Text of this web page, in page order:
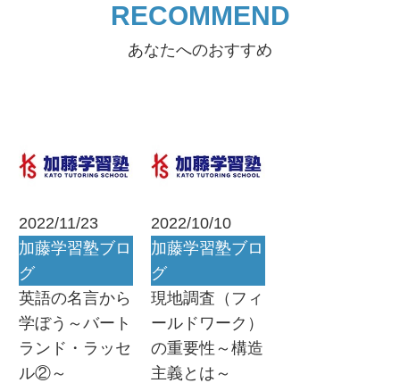
RECOMMEND
あなたへのおすすめ
2022/11/23
加藤学習塾ブロ
グ
英語の名言から
学ぼう～バート
ランド・ラッセ
ル②～
2022/10/10
加藤学習塾ブロ
グ
現地調査（フィ
ールドワーク）
の重要性～構造
主義とは～